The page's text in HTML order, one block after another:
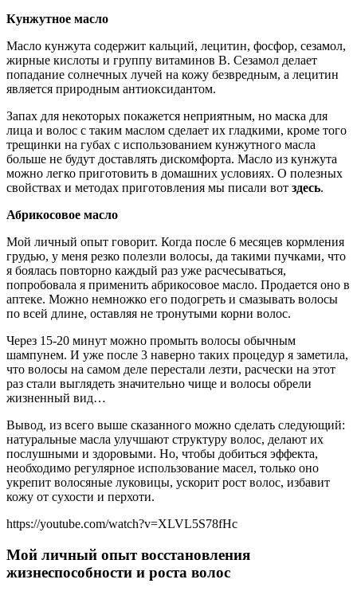
Кунжутное масло
Масло кунжута содержит кальций, лецитин, фосфор, сезамол,
жирные кислоты и группу витаминов В. Сезамол делает
попадание солнечных лучей на кожу безвредным, а лецитин
является природным антиоксидантом.
Запах для некоторых покажется неприятным, но маска для
лица и волос с таким маслом сделает их гладкими, кроме того
трещинки на губах с использованием кунжутного масла
больше не будут доставлять дискомфорта. Масло из кунжута
можно легко приготовить в домашних условиях. О полезных
свойствах и методах приготовления мы писали вот здесь.
Абрикосовое масло
Мой личный опыт говорит. Когда после 6 месяцев кормления
грудью, у меня резко полезли волосы, да такими пучками, что
я боялась повторно каждый раз уже расчесываться,
попробовала я применить абрикосовое масло. Продается оно в
аптеке. Можно немножко его подогреть и смазывать волосы
по всей длине, оставляя не тронутыми корни волос.
Через 15-20 минут можно промыть волосы обычным
шампунем. И уже после 3 наверно таких процедур я заметила,
что волосы на самом деле перестали лезти, расчески на этот
раз стали выглядеть значительно чище и волосы обрели
жизненный вид…
Вывод, из всего выше сказанного можно сделать следующий:
натуральные масла улучшают структуру волос, делают их
послушными и здоровыми. Но, чтобы добиться эффекта,
необходимо регулярное использование масел, только оно
укрепит волосяные луковицы, ускорит рост волос, избавит
кожу от сухости и перхоти.
https://youtube.com/watch?v=XLVL5S78fHc
Мой личный опыт восстановления
жизнеспособности и роста волос